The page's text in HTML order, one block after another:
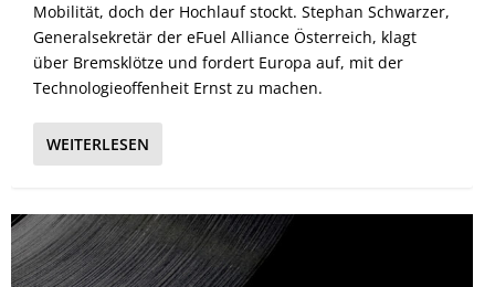
Mobilität, doch der Hochlauf stockt. Stephan Schwarzer,
Generalsekretär der eFuel Alliance Österreich, klagt
über Bremsklötze und fordert Europa auf, mit der
Technologieoffenheit Ernst zu machen.
WEITERLESEN